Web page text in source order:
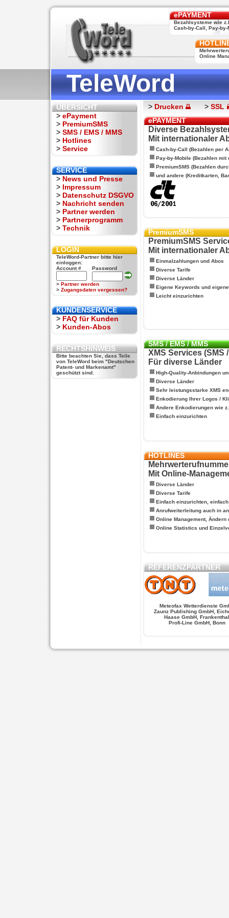
ePAYMENT
Bezahlsysteme wie
Cash-by-Call, Pay-by-
Online
TeleWord
ÜBERSICHT
> ePayment
> PremiumSMS
> SMS / EMS / MMS
> Hotlines
> Service
SERVICE
> News und Presse
> Impressum
> Datenschutz DSGVO
> Nachricht senden
> Partner werden
> Partnerprogramm
> Technik
LOGIN
TeleWord-Partner bitte hier
einloggen:
Account #
Password
> Partner werden
> Zugangsdaten vergessen?
KUNDENSERVICE
> FAQ für Kunden
> Kunden-Abos
RECHTSHINWEIS
Bitte beachten Sie, dass Teile
von TeleWord beim "Deutschen
Patent- und Markenamt"
geschützt sind.
> Drucken > SSL
ePAYMENT
Diverse
Mit internationaler
Cash-by-Call (Bezahlen per
Pay-by-Mobile (Bezahlen mit
PremiumSMS (Bezahlen
und andere (Kreditkarten,
PremiumSMS
PremiumSMS
Mit internationaler
Einmalzahlungen und Abos
Diverse Tarife
Diverse Länder
Eigene Keywords und
Leicht einzurichten
SMS / EMS / MMS
XMS Services (SMS
Für diverse Länder
High-Quality-Anbindungen
Diverse Länder
Sehr leistungsstarke XMS
Enkodierung Ihrer Logos /
Andere Enkodierungen wie
Einfach einzurichten
HOTLINES
Mit Online-
Diverse Länder
Diverse Tarife
Einfach einzurichten,
Anrufweiterleitung auch in
Online Management, Ändern
Online Statistics und
REFERENZPARTNER
Meteofax Wetterdienste
Zaunz Publishing GmbH,
Haase GmbH, Frankenthal
Profi-Line GmbH, Bonn